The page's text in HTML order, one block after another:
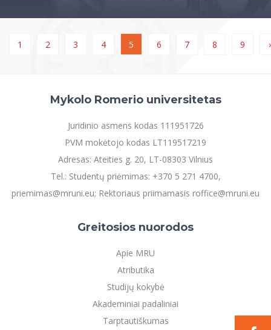
1 2 3 4 5 6 7 8 9
Mykolo Romerio universitetas
Juridinio asmens kodas 111951726
PVM mokėtojo kodas LT119517219
Adresas: Ateities g. 20, LT-08303 Vilnius
Tel.: Studentų priėmimas: +370 5 271 4700,
priemimas@mruni.eu; Rektoriaus priimamasis roffice@mruni.eu
Greitosios nuorodos
Apie MRU
Atributika
Studijų kokybė
Akademiniai padaliniai
Tarptautiškumas